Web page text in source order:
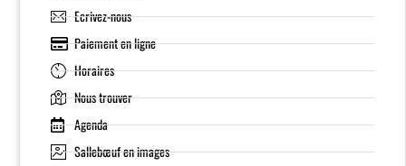
Ecrivez-nous
Paiement en ligne
Horaires
Nous trouver
Agenda
Sallebœuf en images